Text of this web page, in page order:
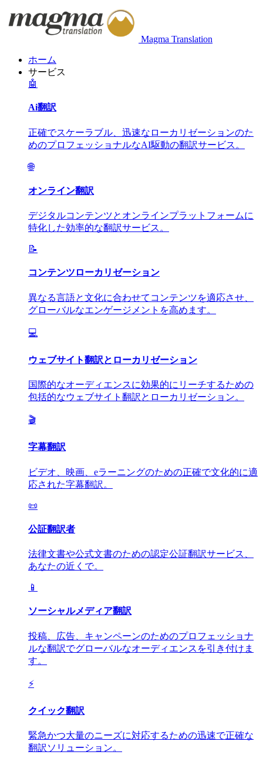
Magma Translation
ホーム
サービス
🤖
Ai翻訳
正確でスケーラブル、迅速なローカリゼーションのた
めのプロフェッショナルなAI駆動の翻訳サービス。
🌐
オンライン翻訳
デジタルコンテンツとオンラインプラットフォームに
特化した効率的な翻訳サービス。
📝
コンテンツローカリゼーション
異なる言語と文化に合わせてコンテンツを適応させ、
グローバルなエンゲージメントを高めます。
💻
ウェブサイト翻訳とローカリゼーション
国際的なオーディエンスに効果的にリーチするための
包括的なウェブサイト翻訳とローカリゼーション。
🎬
字幕翻訳
ビデオ、映画、eラーニングのための正確で文化的に適
応された字幕翻訳。
📜
公証翻訳者
法律文書や公式文書のための認定公証翻訳サービス、
あなたの近くで。
📱
ソーシャルメディア翻訳
投稿、広告、キャンペーンのためのプロフェッショナ
ルな翻訳でグローバルなオーディエンスを引き付けま
す。
⚡
クイック翻訳
緊急かつ大量のニーズに対応するための迅速で正確な
翻訳ソリューション。